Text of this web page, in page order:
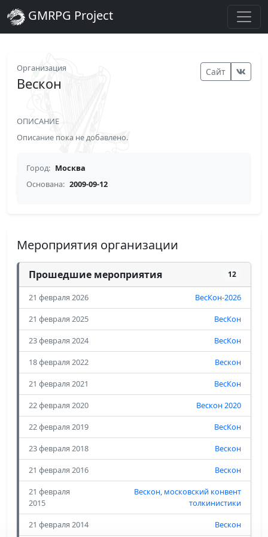
GMRPG Project
Организация
Вескон
Сайт
ОПИСАНИЕ
Описание пока не добавлено.
Город: Москва
Основана: 2009-09-12
Мероприятия организации
Прошедшие мероприятия 12
21 февраля 2026
ВесКон-2026
21 февраля 2025
ВесКон
23 февраля 2024
ВесКон
18 февраля 2022
Вескон
21 февраля 2021
ВесКон
22 февраля 2020
Вескон 2020
22 февраля 2019
ВесКон
23 февраля 2018
Вескон
21 февраля 2016
Вескон
21 февраля
2015
Вескон, московский конвент
толкинистики
21 февраля 2014
Вескон